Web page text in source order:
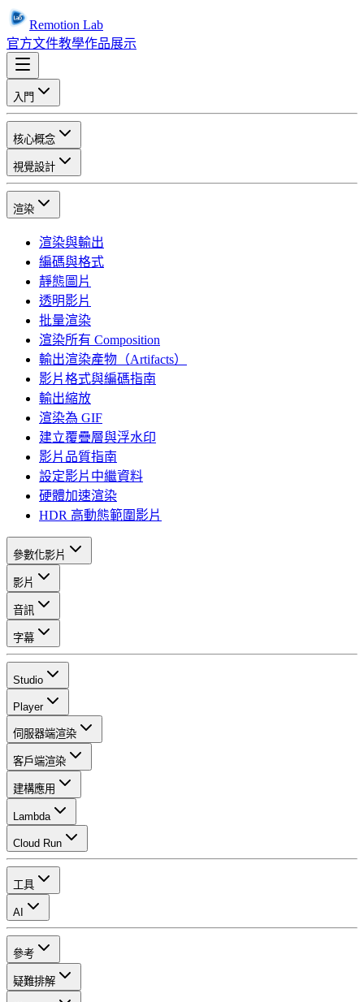
Remotion Lab
官方文件教學作品展示
入門
核心概念
視覺設計
渲染
渲染與輸出
編碼與格式
靜態圖片
透明影片
批量渲染
渲染所有 Composition
輸出渲染產物（Artifacts）
影片格式與編碼指南
輸出縮放
渲染為 GIF
建立覆疊層與浮水印
影片品質指南
設定影片中繼資料
硬體加速渲染
HDR 高動態範圍影片
參數化影片
影片
音訊
字幕
Studio
Player
伺服器端渲染
客戶端渲染
建構應用
Lambda
Cloud Run
工具
AI
參考
疑難排解